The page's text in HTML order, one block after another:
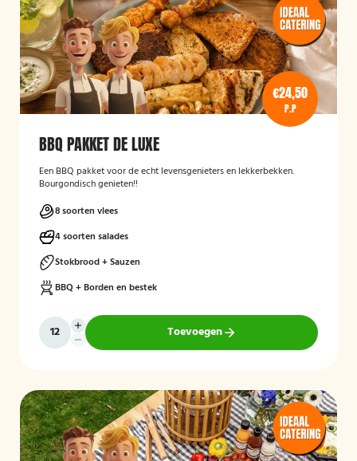
€24,50
P.P
BBQ PAKKET DE LUXE
Een BBQ pakket voor de echt levensgenieters en lekkerbekken.
Bourgondisch genieten!!
8 soorten vlees
4 soorten salades
Stokbrood + Sauzen
BBQ + Borden en bestek
Toevoegen